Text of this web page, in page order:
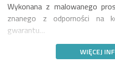
Wykonana z malowanego
znanego z odporności na
gwarantu…
WIĘCEJ